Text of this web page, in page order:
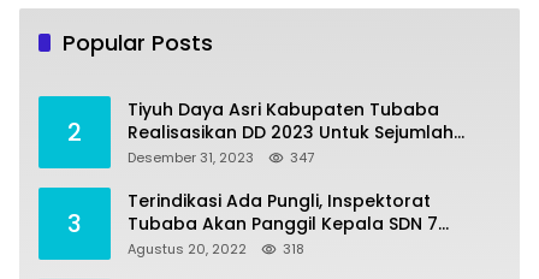
Popular Posts
Pembangunan
Juli 4, 2022
2
Tiyuh Daya Asri Kabupaten Tubaba
Realisasikan DD 2023 Untuk Sejumlah
Program Pembangunan
Desember 31, 2023 347
3
Terindikasi Ada Pungli, Inspektorat
Tubaba Akan Panggil Kepala SDN 7
Penumangan Baru
Agustus 20, 2022 318